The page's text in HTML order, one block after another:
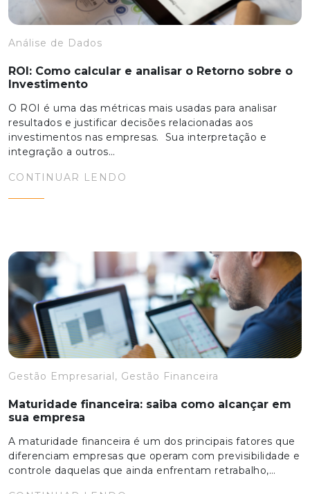
Análise de Dados
ROI: Como calcular e analisar o Retorno sobre o
Investimento
O ROI é uma das métricas mais usadas para analisar
resultados e justificar decisões relacionadas aos
investimentos nas empresas. Sua interpretação e
integração a outros…
CONTINUAR LENDO
Gestão Empresarial, Gestão Financeira
Maturidade financeira: saiba como alcançar em
sua empresa
A maturidade financeira é um dos principais fatores que
diferenciam empresas que operam com previsibilidade e
controle daquelas que ainda enfrentam retrabalho,…